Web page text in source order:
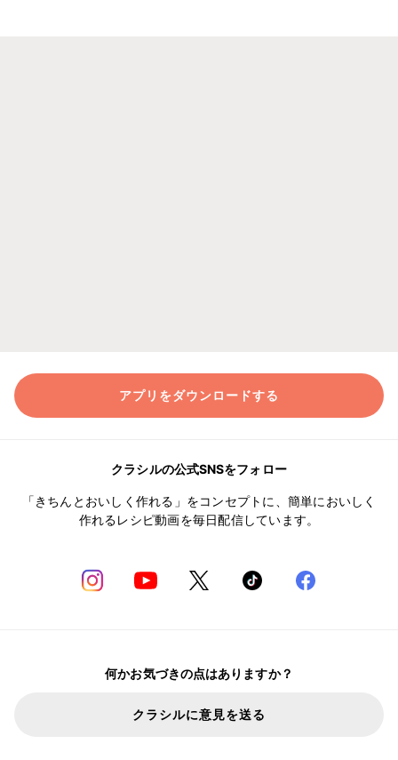
アプリをダウンロードする
クラシルの公式SNSをフォロー
「きちんとおいしく作れる」をコンセプトに、簡単においしく
作れるレシピ動画を毎日配信しています。
何かお気づきの点はありますか？
クラシルに意見を送る